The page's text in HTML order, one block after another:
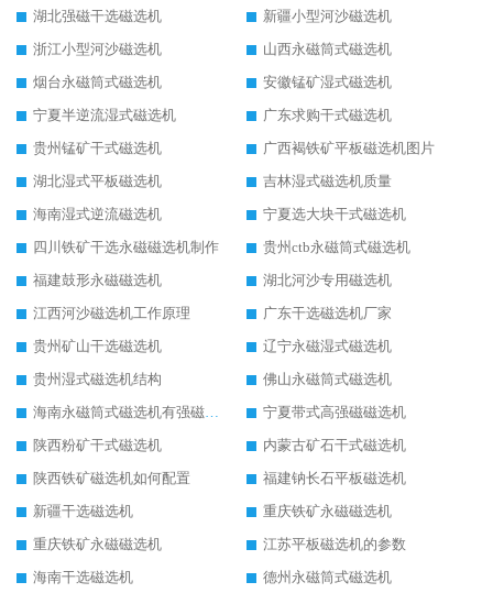
湖北强磁干选磁选机
新疆小型河沙磁选机
浙江小型河沙磁选机
山西永磁筒式磁选机
烟台永磁筒式磁选机
安徽锰矿湿式磁选机
宁夏半逆流湿式磁选机
广东求购干式磁选机
贵州锰矿干式磁选机
广西褐铁矿平板磁选机图片
湖北湿式平板磁选机
吉林湿式磁选机质量
海南湿式逆流磁选机
宁夏选大块干式磁选机
四川铁矿干选永磁磁选机制作
贵州ctb永磁筒式磁选机
福建鼓形永磁磁选机
湖北河沙专用磁选机
江西河沙磁选机工作原理
广东干选磁选机厂家
贵州矿山干选磁选机
辽宁永磁湿式磁选机
贵州湿式磁选机结构
佛山永磁筒式磁选机
海南永磁筒式磁选机有强磁的吗
宁夏带式高强磁磁选机
陕西粉矿干式磁选机
内蒙古矿石干式磁选机
陕西铁矿磁选机如何配置
福建钠长石平板磁选机
新疆干选磁选机
重庆铁矿永磁磁选机
重庆铁矿永磁磁选机
江苏平板磁选机的参数
海南干选磁选机
德州永磁筒式磁选机